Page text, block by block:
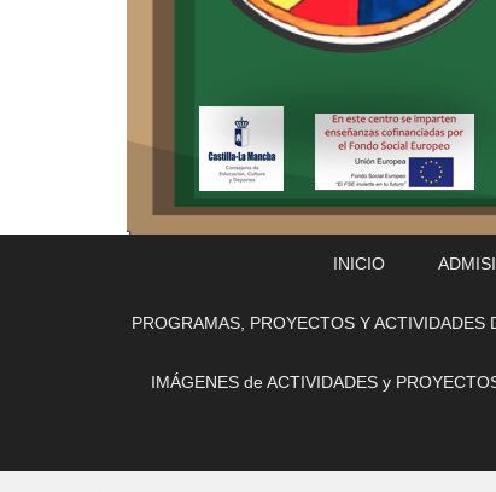
INICIO
PROGRAMAS, PROYECTOS Y ACTIVIDADES
IMÁGENES de ACTIVIDADES y